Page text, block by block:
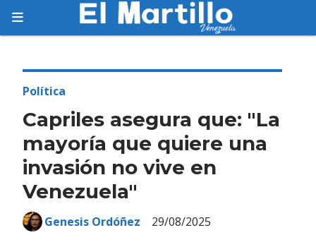
Capriles asegura que: "La
mayoría que quiere una
invasión no vive en
Venezuela"
Política
29/08/2025
Genesis Ordóñez
Suscríbete
Suscríbete a nuestro servicio gratuito de
información diaria en tu email.
Suscribirme